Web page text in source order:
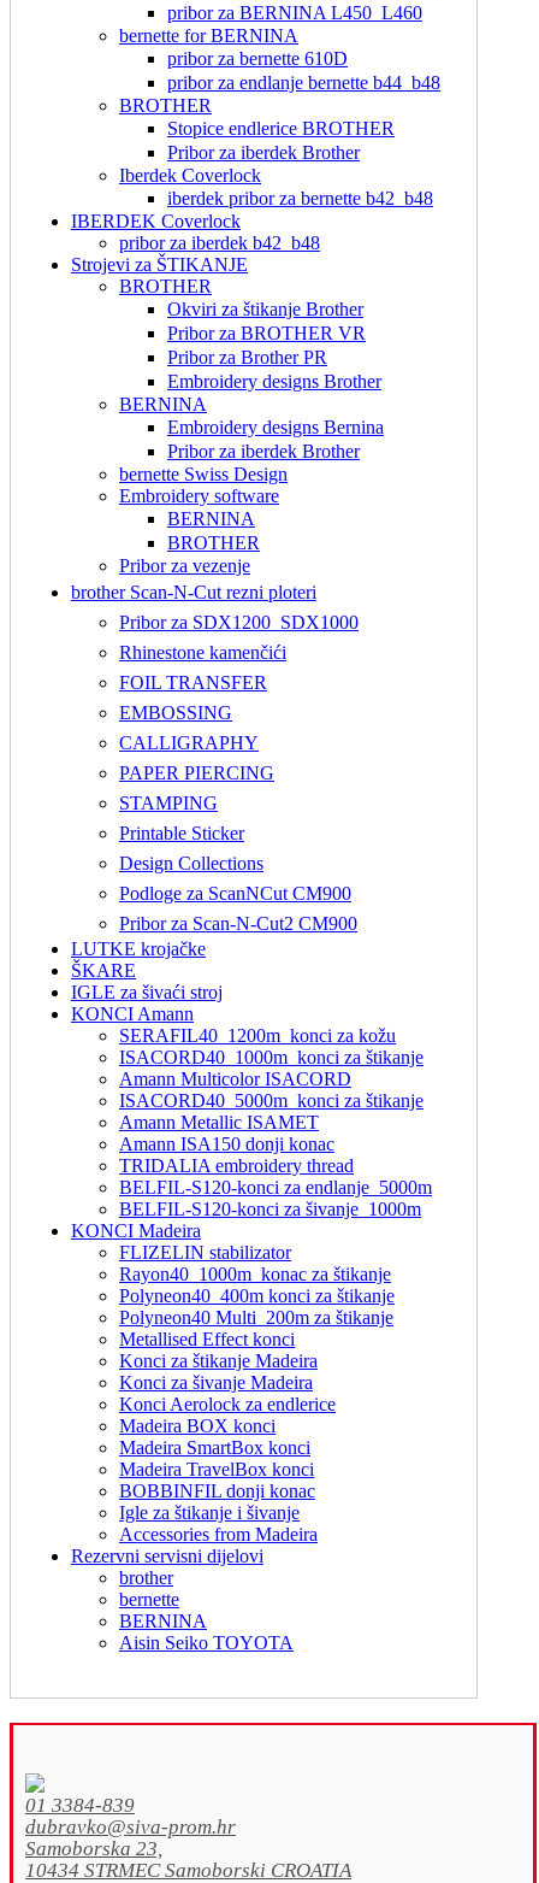
pribor za BERNINA L450_L460
bernette for BERNINA
pribor za bernette 610D
pribor za endlanje bernette b44_b48
BROTHER
Stopice endlerice BROTHER
Pribor za iberdek Brother
Iberdek Coverlock
iberdek pribor za bernette b42_b48
IBERDEK Coverlock
pribor za iberdek b42_b48
Strojevi za ŠTIKANJE
BROTHER
Okviri za štikanje Brother
Pribor za BROTHER VR
Pribor za Brother PR
Embroidery designs Brother
BERNINA
Embroidery designs Bernina
Pribor za iberdek Brother
bernette Swiss Design
Embroidery software
BERNINA
BROTHER
Pribor za vezenje
brother Scan-N-Cut rezni ploteri
Pribor za SDX1200_SDX1000
Rhinestone kamenčići
FOIL TRANSFER
EMBOSSING
CALLIGRAPHY
PAPER PIERCING
STAMPING
Printable Sticker
Design Collections
Podloge za ScanNCut CM900
Pribor za Scan-N-Cut2 CM900
LUTKE krojačke
ŠKARE
IGLE za šivaći stroj
KONCI Amann
SERAFIL40_1200m_konci za kožu
ISACORD40_1000m_konci za štikanje
Amann Multicolor ISACORD
ISACORD40_5000m_konci za štikanje
Amann Metallic ISAMET
Amann ISA150 donji konac
TRIDALIA embroidery thread
BELFIL-S120-konci za endlanje_5000m
BELFIL-S120-konci za šivanje_1000m
KONCI Madeira
FLIZELIN stabilizator
Rayon40_1000m_konac za štikanje
Polyneon40_400m konci za štikanje
Polyneon40 Multi_200m za štikanje
Metallised Effect konci
Konci za štikanje Madeira
Konci za šivanje Madeira
Konci Aerolock za endlerice
Madeira BOX konci
Madeira SmartBox konci
Madeira TravelBox konci
BOBBINFIL donji konac
Igle za štikanje i šivanje
Accessories from Madeira
Rezervni servisni dijelovi
brother
bernette
BERNINA
Aisin Seiko TOYOTA
01 3384-839
dubravko@siva-prom.hr
Samoborska 23,
10434 STRMEC Samoborski CROATIA